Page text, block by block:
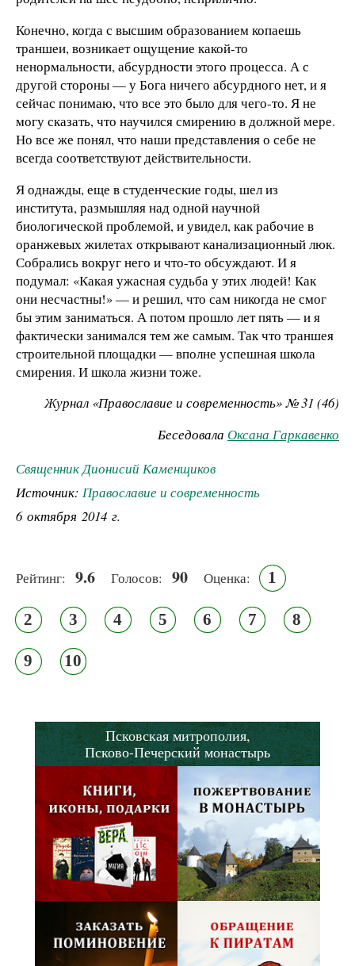
Конечно, когда с высшим образованием копаешь
траншеи, возникает ощущение какой-то
ненормальности, абсурдности этого процесса. А с
другой стороны — у Бога ничего абсурдного нет, и я
сейчас понимаю, что все это было для чего-то. Я не
могу сказать, что научился смирению в должной мере.
Но все же понял, что наши представления о себе не
всегда соответствуют действительности.
Я однажды, еще в студенческие годы, шел из
института, размышляя над одной научной
биологической проблемой, и увидел, как рабочие в
оранжевых жилетах открывают канализационный люк.
Собрались вокруг него и что-то обсуждают. И я
подумал: «Какая ужасная судьба у этих людей! Как
они несчастны!» — и решил, что сам никогда не смог
бы этим заниматься. А потом прошло лет пять — и я
фактически занимался тем же самым. Так что траншея
строительной площадки — вполне успешная школа
смирения. И школа жизни тоже.
Журнал «Православие и современность» № 31 (46)
Беседовала Оксана Гаркавенко
Священник Дионисий Каменщиков
Источник: Православие и современность
6 октября 2014 г.
Рейтинг: 9.6 Голосов: 90 Оценка: 1
2 3 4 5 6 7 8
9 10
Псковская митрополия,
Псково-Печерский монастырь